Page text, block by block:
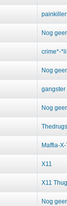
Nog
crime*-
Nog
gangster
Nog
Maffia-
X11
X11
Nog